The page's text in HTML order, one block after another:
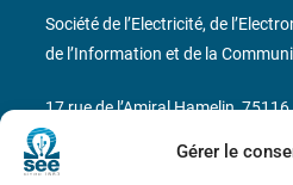
Gérer le
Société de l’Electricité, de
de l’Information et de la
17 rue de l’Amiral Hamelin75116
Métro : « Boissière » Ligne 6 et «